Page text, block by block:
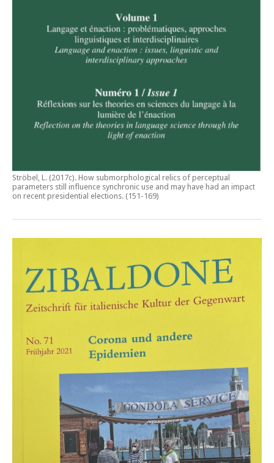
Ströbel, L. (2017c). How submorphological relics of perceptual
parameters still influence synchronic use and may have had an impact
on recent presidential elections. (151-169)